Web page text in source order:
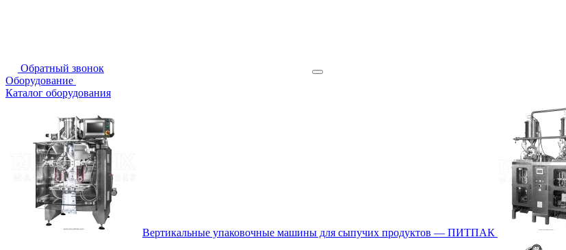
Обратный звонок
Оборудование
Каталог оборудования
Вертикальные упаковочные машины для сыпучих продуктов — ПИТПАК